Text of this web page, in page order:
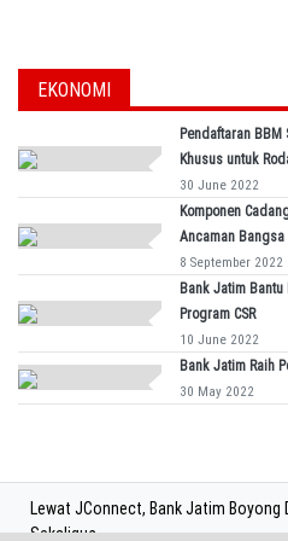
EKONOMI
Pendaftaran
Khusus untuk
30 June 2022
Komponen
Ancaman Bangsa
8 September 2022
Bank Jatim
Program CSR
10 June 2022
Bank Jatim Raih
30 May 2022
Lewat JConnect, Bank Jatim Boyong
Sekaligus